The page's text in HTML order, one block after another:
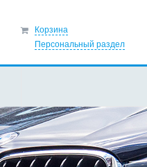
Корзина
Персональный раздел